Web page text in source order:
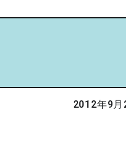
2012年9